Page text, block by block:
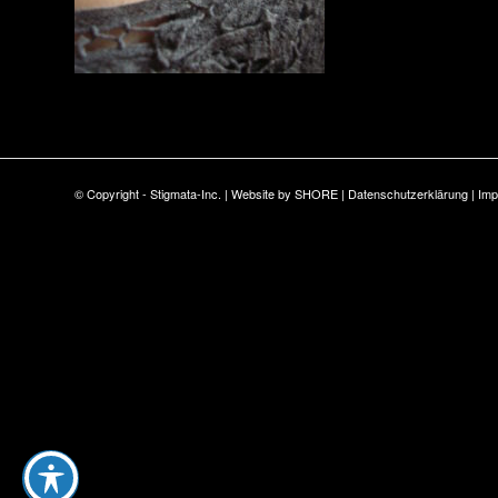
© Copyright - Stigmata-Inc. | Website by SHORE | Datenschutzerklärung |